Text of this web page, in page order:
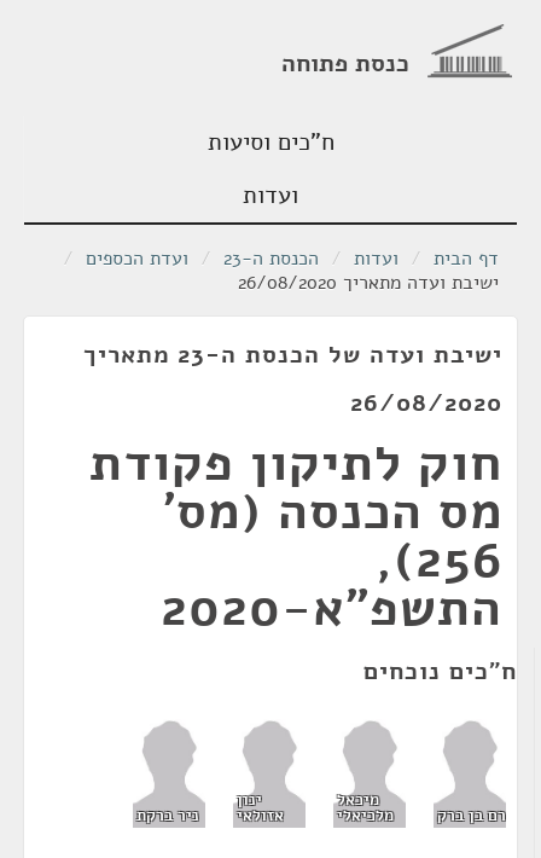
כנסת פתוחה
ח"כים וסיעות
ועדות
דף הבית / ועדות / הכנסת ה-23 / ועדת הכספים /
ישיבת ועדה מתאריך 26/08/2020
ישיבת ועדה של הכנסת ה-23 מתאריך
26/08/2020
חוק לתיקון פקודת
מס הכנסה (מס'
256),
התשפ"א-2020
ח"כים נוכחים
רם בן ברק
מיכאל
מלכיאלי
ינון
אזולאי ניר ברקת